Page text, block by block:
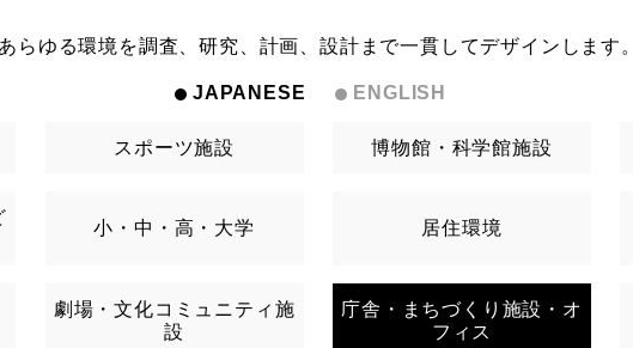
あらゆる環境を調査、研究、計画、設計まで一貫してデザインします。
JAPANESE ENGLISH
スポーツ施設 博物館・科学館施設
小・中・高・大学 居住環境
劇場・文化コミュニティ施
設
庁舎・まちづくり施設・オ
フィス